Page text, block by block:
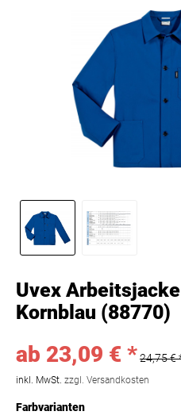
Uvex
Kornblau (88770)
ab 23,09 € *24,75 €
inkl. MwSt. zzgl. Versandkosten
Farbvarianten